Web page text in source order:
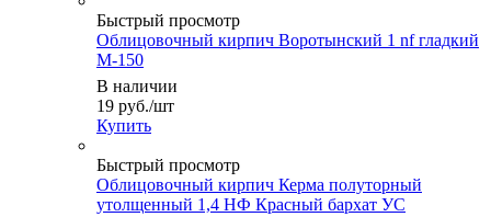
Быстрый просмотр
Облицовочный кирпич Воротынский 1 nf гладкий
М-150
В наличии
19 руб./шт
Купить
Быстрый просмотр
Облицовочный кирпич Керма полуторный
утолщенный 1,4 НФ Красный бархат УС